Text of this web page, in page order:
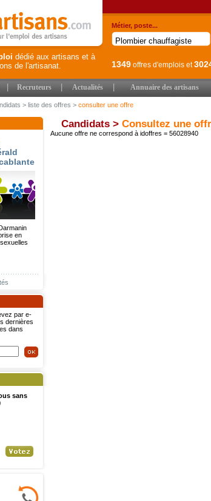
dédié aux artisans et à
de l'artisanat.
Métier, poste...
1349 offres d'emplois et
Recruteurs Actualités Annuaire des artisans
> liste des offres > consulter une offre
en
par e-
dernières
dans
sans
Candidats > Consultez une
Aucune offre ne correspond à idoffres = 56028940